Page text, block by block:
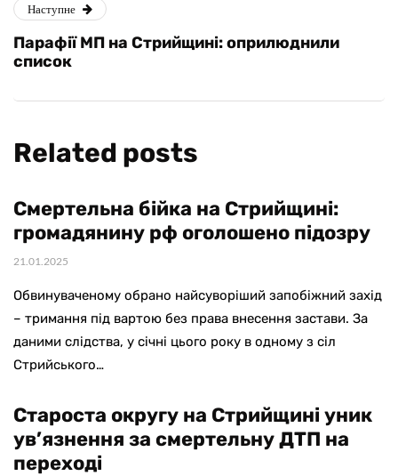
Наступне
Парафії МП на Стрийщині: оприлюднили
список
Related posts
Смертельна бійка на Стрийщині:
громадянину рф оголошено підозру
21.01.2025
Обвинуваченому обрано найсуворіший запобіжний захід
– тримання під вартою без права внесення застави. За
даними слідства, у січні цього року в одному з сіл
Стрийського…
Староста округу на Стрийщині уник
ув’язнення за смертельну ДТП на
переході